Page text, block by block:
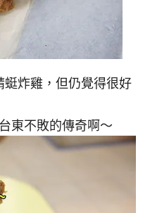
炸雞，但仍覺得很好
東不敗的傳奇啊～